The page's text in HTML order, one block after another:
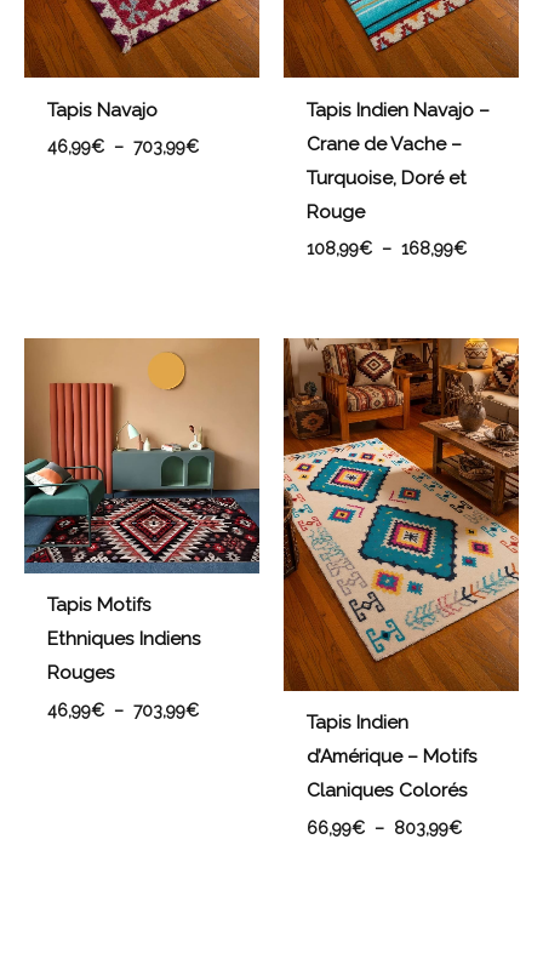
Tapis Navajo
46,99€ – 703,99€
Tapis Indien Navajo –
Crane de Vache –
Turquoise, Doré et
Rouge
108,99€ – 168,99€
Tapis Motifs
Ethniques Indiens
Rouges
46,99€ – 703,99€
à
703,99€
Tapis Indien
d’Amérique – Motifs
Claniques Colorés
66,99€ – 803,99€
Plage
de
prix :
66,99€
à
803,99€